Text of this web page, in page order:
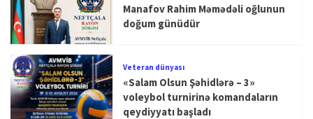
Manafov Rahim Məmədəli oğlunun
doğum günüdür
Veteran dünyası
«Salam Olsun Şəhidlərə – 3»
voleybol turnirinə komandaların
qeydiyyatı başladı